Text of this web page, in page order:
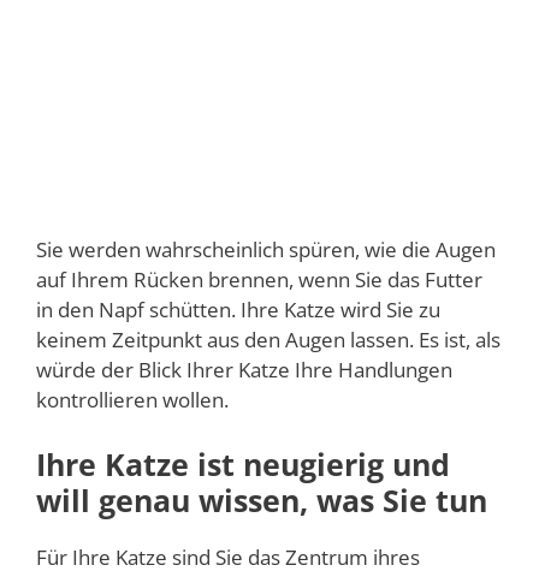
Sie werden wahrscheinlich spüren, wie die Augen
auf Ihrem Rücken brennen, wenn Sie das Futter
in den Napf schütten. Ihre Katze wird Sie zu
keinem Zeitpunkt aus den Augen lassen. Es ist, als
würde der Blick Ihrer Katze Ihre Handlungen
kontrollieren wollen.
Ihre Katze ist neugierig und
will genau wissen, was Sie tun
Für Ihre Katze sind Sie das Zentrum ihres